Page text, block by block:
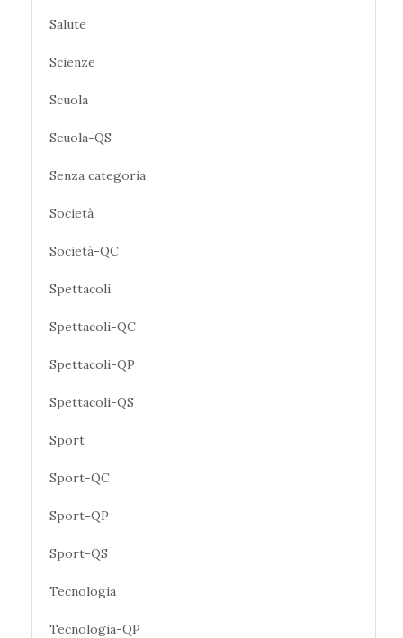
Salute
Scienze
Scuola
Scuola-QS
Senza categoria
Società
Società-QC
Spettacoli
Spettacoli-QC
Spettacoli-QP
Spettacoli-QS
Sport
Sport-QC
Sport-QP
Sport-QS
Tecnologia
Tecnologia-QP